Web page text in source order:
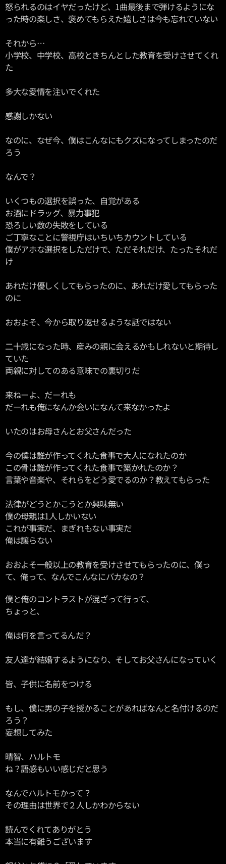
怒られるのはイヤだったけど、1曲最後まで弾けるようにな
った時の楽しさ、褒めてもらえた嬉しさは今も忘れていない
それから…
小学校、中学校、高校ときちんとした教育を受けさせてくれ
た
多大な愛情を注いでくれた
感謝しかない
なのに、なぜ今、僕はこんなにもクズになってしまったのだ
ろう
なんで？
いくつもの選択を誤った、自覚がある
お酒にドラッグ、暴力事犯
恐ろしい数の失敗をしている
ご丁寧なことに警視庁はいちいちカウントしている
僕がアホな選択をしただけで、ただそれだけ、たったそれだ
け
あれだけ優しくしてもらったのに、あれだけ愛してもらった
のに
おおよそ、今から取り返せるような話ではない
二十歳になった時、産みの親に会えるかもしれないと期待し
ていた
両親に対してのある意味での裏切りだ
来ねーよ、だーれも
だーれも俺になんか会いになんて来なかったよ
いたのはお母さんとお父さんだった
今の僕は誰が作ってくれた食事で大人になれたのか
この骨は誰が作ってくれた食事で築かれたのか？
言葉や音楽や、それらをどう愛でるのか？教えてもらった
法律がどうとかこうとか興味無い
僕の母親は1人しかいない
これが事実だ、まぎれもない事実だ
俺は譲らない
おおよそ一般以上の教育を受けさせてもらったのに、僕っ
て、俺って、なんでこんなにバカなの？
僕と俺のコントラストが混ざって行って、
ちょっと、
俺は何を言ってるんだ？
友人達が結婚するようになり、そしてお父さんになっていく
皆、子供に名前をつける
もし、僕に男の子を授かることがあればなんと名付けるのだ
ろう？
妄想してみた
晴智、ハルトモ
ね？語感もいい感じだと思う
なんでハルトモかって？
その理由は世界で２人しかわからない
読んでくれてありがとう
本当に有難うございます